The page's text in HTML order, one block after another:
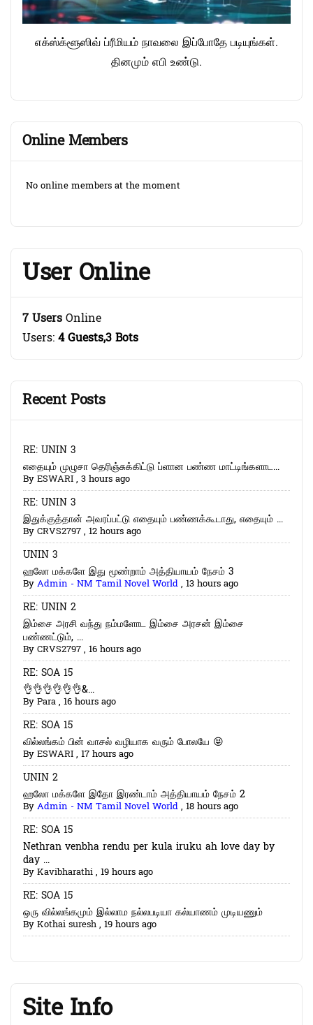
எக்ஸ்க்ளூஸிவ் ப்ரீமியம் நாவலை இப்போதே படியுங்கள்.
தினமும் எபி உண்டு.
Online Members
No online members at the moment
User Online
7 UsersOnline
Users:4 Guests,3 Bots
Recent Posts
RE: UNIN 3
எதையும் முழுசா தெரிஞ்சுக்கிட்டு ப்ளான பண்ண மாட்டிங்களாட...
ByESWARI, 3 hours ago
RE: UNIN 3
இதுக்குத்தான் அவரப்பட்டு எதையும் பண்ணக்கூடாது, எதையும் ...
ByCRVS2797, 12 hours ago
UNIN 3
ஹலோ மக்களே இது மூண்றாம் அத்தியாயம் நேசம் 3
ByAdmin - NM Tamil Novel World, 13 hours ago
RE: UNIN 2
இம்சை அரசி வந்து நம்மளோட இம்சை அரசன் இம்சை
பண்ணட்டும், ...
ByCRVS2797, 16 hours ago
RE: SOA 15
👌👌👌👌👌👌&...
ByPara, 16 hours ago
RE: SOA 15
வில்லங்கம் பின் வாசல் வழியாக வரும் போலயே 😝
ByESWARI, 17 hours ago
UNIN 2
ஹலோ மக்களே இதோ இரண்டாம் அத்தியாயம் நேசம் 2
ByAdmin - NM Tamil Novel World, 18 hours ago
RE: SOA 15
Nethran venbha rendu per kula iruku ah love day by
day ...
ByKavibharathi, 19 hours ago
RE: SOA 15
ஒரு வில்லங்கமும் இல்லாம நல்லபடியா கல்யாணம் முடியணும்
ByKothai suresh, 19 hours ago
Site Info